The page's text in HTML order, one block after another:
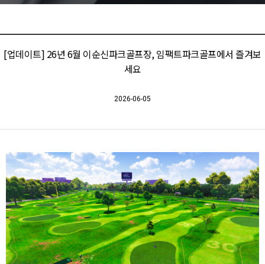
[업데이트] 26년 6월 이순신파크골프장, 임팩트파크골프에서 즐겨보
세요
2026-06-05